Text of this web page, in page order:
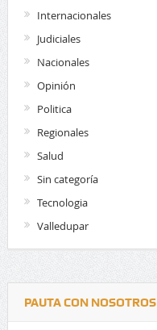
Internacionales
Judiciales
Nacionales
Opinión
Politica
Regionales
Salud
Sin categoría
Tecnologia
Valledupar
PAUTA CON NOSOTROS